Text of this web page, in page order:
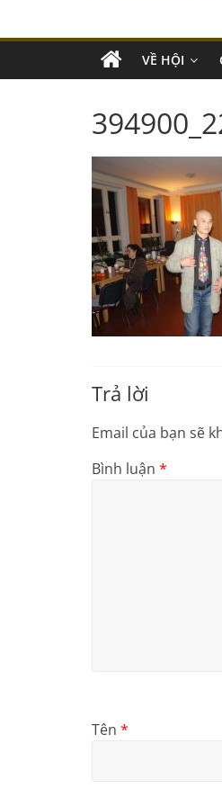
VỀ HỘI
Trả lời
Email của bạn sẽ
Bình luận *
Tên *